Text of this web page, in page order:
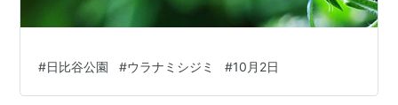
#日比谷公園 #ウラナミシジミ #10月2日